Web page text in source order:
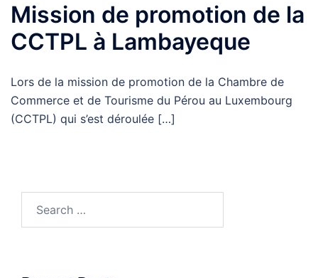
Mission de promotion de la
CCTPL à Lambayeque
Lors de la mission de promotion de la Chambre de
Commerce et de Tourisme du Pérou au Luxembourg
(CCTPL) qui s’est déroulée […]